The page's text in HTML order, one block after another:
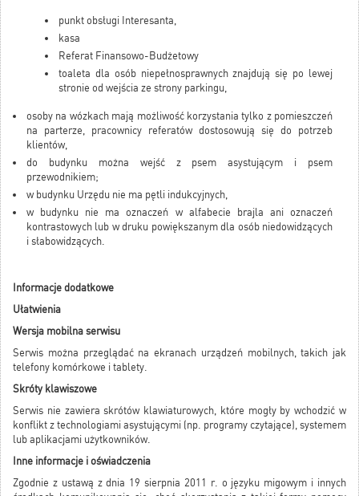
punkt obsługi Interesanta,
kasa
Referat Finansowo-Budżetowy
toaleta dla osób niepełnosprawnych znajdują się po lewej
stronie od wejścia ze strony parkingu,
osoby na wózkach mają możliwość korzystania tylko z pomieszczeń
na parterze, pracownicy referatów dostosowują się do potrzeb
klientów,
do budynku można wejść z psem asystującym i psem
przewodnikiem;
w budynku Urzędu nie ma pętli indukcyjnych,
w budynku nie ma oznaczeń w alfabecie brajla ani oznaczeń
kontrastowych lub w druku powiększanym dla osób niedowidzących
i słabowidzących.
Informacje dodatkowe
Ułatwienia
Wersja mobilna serwisu
Serwis można przeglądać na ekranach urządzeń mobilnych, takich jak
telefony komórkowe i tablety.
Skróty klawiszowe
Serwis nie zawiera skrótów klawiaturowych, które mogły by wchodzić w
konflikt z technologiami asystującymi (np. programy czytające), systemem
lub aplikacjami użytkowników.
Inne informacje i oświadczenia
Zgodnie z ustawą z dnia 19 sierpnia 2011 r. o języku migowym i innych